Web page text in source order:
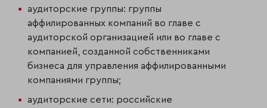
аудиторские группы: группы
аффилированных компаний во главе с
аудиторской организацией или во главе с
компанией, созданной собственниками
бизнеса для управления аффилированными
компаниями группы;
аудиторские сети: российские